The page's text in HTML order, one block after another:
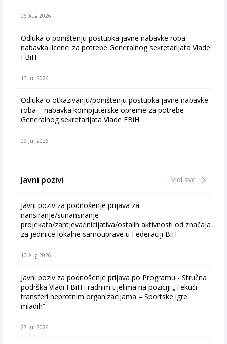
06 Aug 2026
Odluka o poništenju postupka javne nabavke roba –
nabavka licenci za potrebe Generalnog sekretarijata Vlade
FBiH
13 Jul 2026
Odluka o otkazivanju/poništenju postupka javne nabavke
roba – nabavka kompjuterske opreme za potrebe
Generalnog sekretarijata Vlade FBiH
09 Jul 2026
Javni pozivi Vidi sve
Javni poziv za podnošenje prijava za
finansiranje/sufinansiranje
projekata/zahtjeva/inicijativa/ostalih aktivnosti od značaja
za jedinice lokalne samouprave u Federaciji BiH
10 Aug 2026
Javni poziv za podnošenje prijava po Programu - Stručna
podrška Vladi FBiH i radnim tijelima na poziciji „Tekući
transferi neprofitnim organizacijama – Sportske igre
mladih“
27 Jul 2026